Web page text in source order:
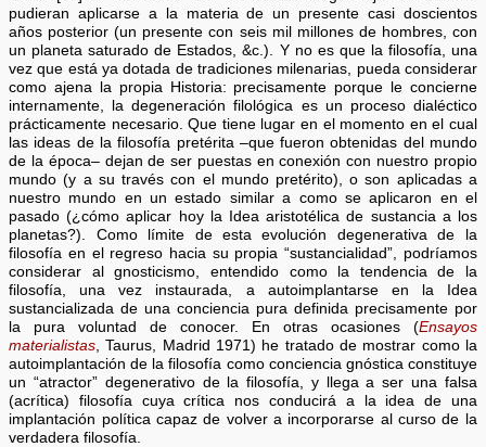
pudieran aplicarse a la materia de un presente casi doscientos
años posterior (un presente con seis mil millones de hombres, con
un planeta saturado de Estados, &c.). Y no es que la filosofía, una
vez que está ya dotada de tradiciones milenarias, pueda considerar
como ajena la propia Historia: precisamente porque le concierne
internamente, la degeneración filológica es un proceso dialéctico
prácticamente necesario. Que tiene lugar en el momento en el cual
las ideas de la filosofía pretérita –que fueron obtenidas del mundo
de la época– dejan de ser puestas en conexión con nuestro propio
mundo (y a su través con el mundo pretérito), o son aplicadas a
nuestro mundo en un estado similar a como se aplicaron en el
pasado (¿cómo aplicar hoy la Idea aristotélica de sustancia a los
planetas?). Como límite de esta evolución degenerativa de la
filosofía en el regreso hacia su propia “sustancialidad”, podríamos
considerar al gnosticismo, entendido como la tendencia de la
filosofía, una vez instaurada, a autoimplantarse en la Idea
sustancializada de una conciencia pura definida precisamente por
la pura voluntad de conocer. En otras ocasiones (Ensayos
materialistas , Taurus, Madrid 1971) he tratado de mostrar como la
autoimplantación de la filosofía como conciencia gnóstica constituye
un “atractor” degenerativo de la filosofía, y llega a ser una falsa
(acrítica) filosofía cuya crítica nos conducirá a la idea de una
implantación política capaz de volver a incorporarse al curso de la
verdadera filosofía.